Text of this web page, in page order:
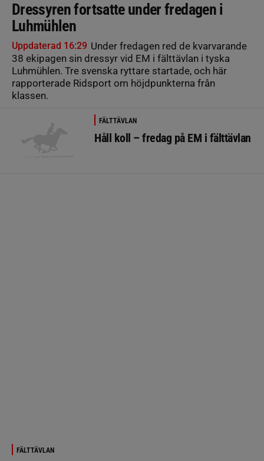
Dressyren fortsatte under fredagen i
Luhmühlen
Uppdaterad 16:29 Under fredagen red de kvarvarande
38 ekipagen sin dressyr vid EM i fälttävlan i tyska
Luhmühlen. Tre svenska ryttare startade, och här
rapporterade Ridsport om höjdpunkterna från
klassen.
FÄLTTÄVLAN
Håll koll – fredag på EM i fälttävlan
FÄLTTÄVLAN